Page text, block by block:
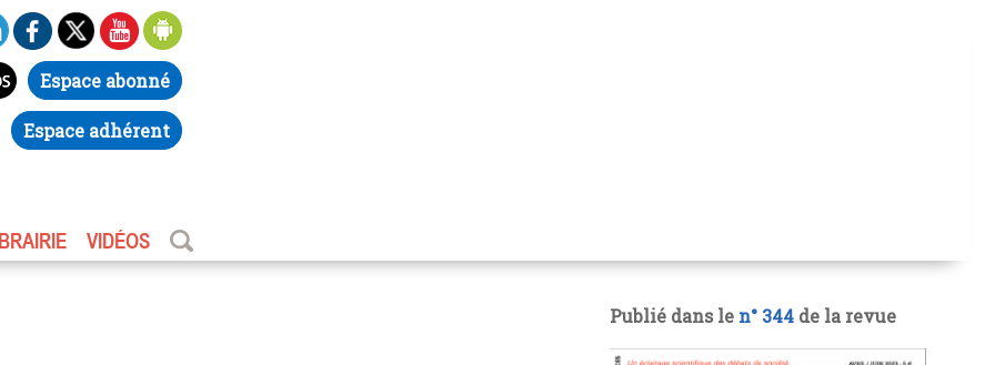
Espace abonné
Espace adhérent
VIDÉOS
Publié dans le n° 344 de la revue